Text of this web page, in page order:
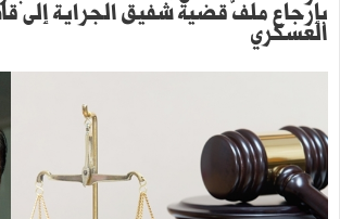
بإرجاع ملفّ قضية شفيق الجراية إلى
العسكري